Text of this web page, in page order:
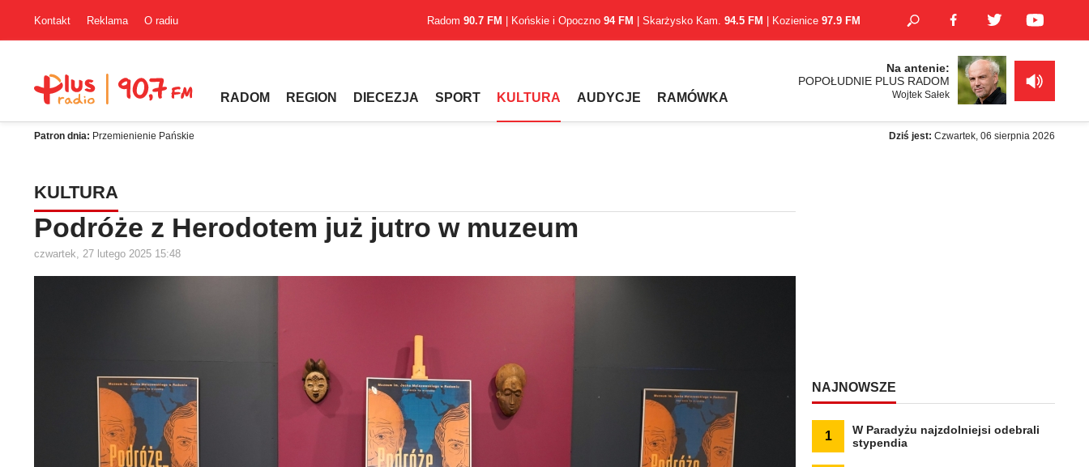
Kontakt Reklama O radiu Radom 90.7 FM | Końskie i Opoczno 94 FM | Skarżysko Kam. 94.5 FM | Kozienice 97.9 FM
RADOM REGION DIECEZJA SPORT KULTURA AUDYCJE RAMÓWKA
Na antenie:
POPOŁUDNIE PLUS RADOM
Wojtek Sałek
Patron dnia: Przemienienie Pańskie Dziś jest: Czwartek, 06 sierpnia 2026
KULTURA
Podróże z Herodotem już jutro w muzeum
czwartek, 27 lutego 2025 15:48
NAJNOWSZE
1
W Paradyżu najzdolniejsi odebrali
stypendia